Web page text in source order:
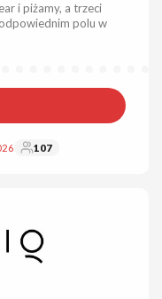
i piżamy, a trzeci
polu w
107